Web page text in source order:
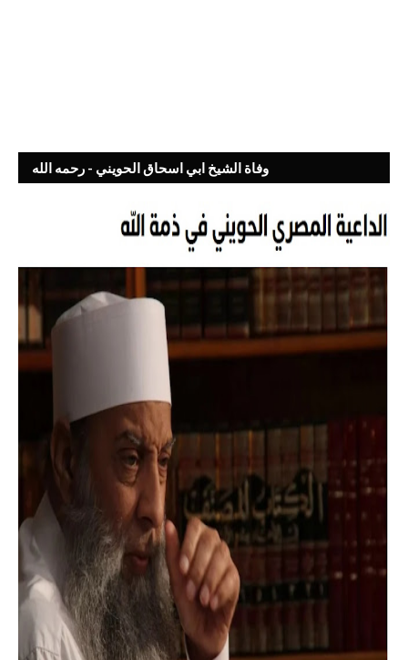
وفاة الشيخ ابي اسحاق الحويني - رحمه الله